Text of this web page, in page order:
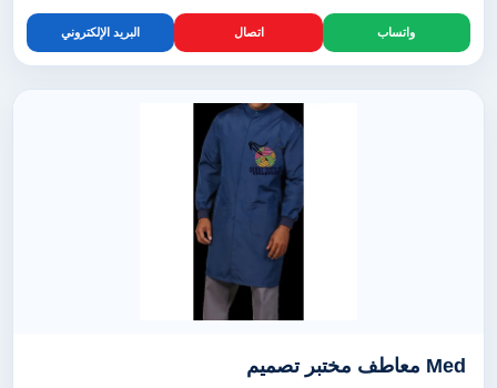
واتساب اتصال البريد الإلكتروني
Med معاطف مختبر تصميم